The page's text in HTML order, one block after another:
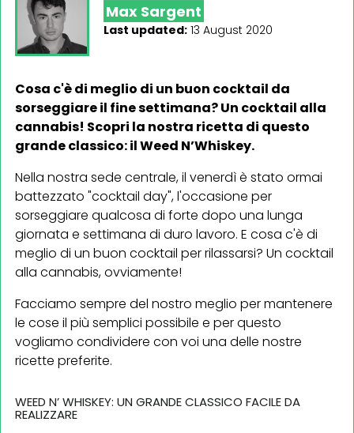
Max Sargent
Last updated: 13 August 2020
Cosa c'è di meglio di un buon cocktail da
sorseggiare il fine settimana? Un cocktail alla
cannabis! Scopri la nostra ricetta di questo
grande classico: il Weed N’Whiskey.
Nella nostra sede centrale, il venerdì è stato ormai
battezzato "cocktail day", l'occasione per
sorseggiare qualcosa di forte dopo una lunga
giornata e settimana di duro lavoro. E cosa c'è di
meglio di un buon cocktail per rilassarsi? Un cocktail
alla cannabis, ovviamente!
Facciamo sempre del nostro meglio per mantenere
le cose il più semplici possibile e per questo
vogliamo condividere con voi una delle nostre
ricette preferite.
WEED N’ WHISKEY: UN GRANDE CLASSICO FACILE DA
REALIZZARE